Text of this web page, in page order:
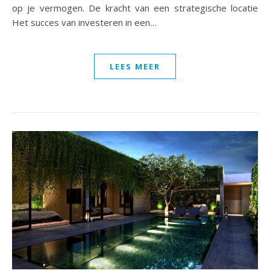
op je vermogen. De kracht van een strategische locatie
Het succes van investeren in een…
LEES MEER